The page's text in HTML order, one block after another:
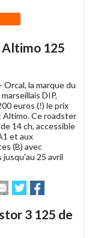
125
Orcal, la marque du
DIP,
euros (!) le prix
Altimo. Ce roadster
14 ch, accessible
et aux
(B) avec
jusqu'au 25 avril
EnvoyerPartager
sur sur
3 125 de